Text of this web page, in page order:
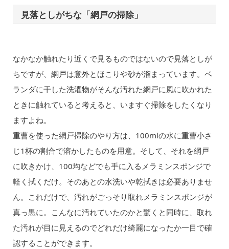
見落としがちな「網戸の掃除」
なかなか触れたり近くで見るものではないので見落としが
ちですが、網戸は意外とほこりや砂が溜まっています。ベ
ランダに干した洗濯物がそんな汚れた網戸に風に吹かれた
ときに触れていると考えると、いますぐ掃除をしたくなり
ますよね。
重曹を使った網戸掃除のやり方は、100mlの水に重曹小さ
じ1杯の割合で溶かしたものを用意。そして、それを網戸
に吹きかけ、100均などでも手に入るメラミンスポンジで
軽く拭くだけ。そのあとの水洗いや乾拭きは必要ありませ
ん。これだけで、汚れがごっそり取れメラミンスポンジが
真っ黒に。こんなに汚れていたのかと驚くと同時に、取れ
た汚れが目に見えるのでどれだけ綺麗になったか一目で確
認することができます。